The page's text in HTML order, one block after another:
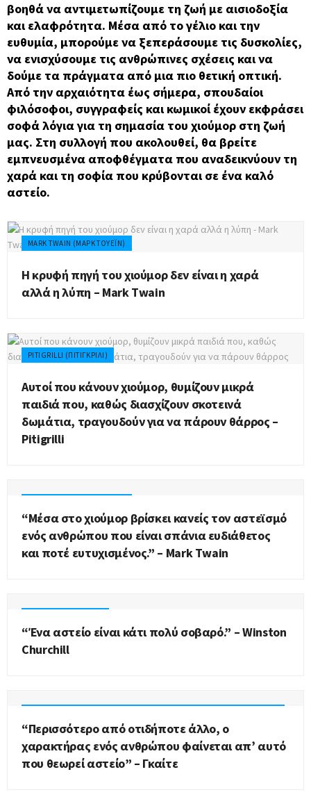
βοηθά να αντιμετωπίζουμε τη ζωή με αισιοδοξία
και ελαφρότητα. Μέσα από το γέλιο και την
ευθυμία, μπορούμε να ξεπεράσουμε τις δυσκολίες,
να ενισχύσουμε τις ανθρώπινες σχέσεις και να
δούμε τα πράγματα από μια πιο θετική οπτική.
Από την αρχαιότητα έως σήμερα, σπουδαίοι
φιλόσοφοι, συγγραφείς και κωμικοί έχουν εκφράσει
σοφά λόγια για τη σημασία του χιούμορ στη ζωή
μας. Στη συλλογή που ακολουθεί, θα βρείτε
εμπνευσμένα αποφθέγματα που αναδεικνύουν τη
χαρά και τη σοφία που κρύβονται σε ένα καλό
αστείο.
MARK TWAIN (ΜΑΡΚ ΤΟΥΈΙΝ)
Η κρυφή πηγή του χιούμορ δεν είναι η χαρά
αλλά η λύπη – Mark Twain
PITIGRILLI (ΠΙΤΙΓΚΡΊΛΙ)
Αυτοί που κάνουν χιούμορ, θυμίζουν μικρά
παιδιά που, καθώς διασχίζουν σκοτεινά
δωμάτια, τραγουδούν για να πάρουν θάρρος –
Pitigrilli
“Μέσα στο χιούμορ βρίσκει κανείς τον αστεϊσμό
ενός ανθρώπου που είναι σπάνια ευδιάθετος
και ποτέ ευτυχισμένος.” – Mark Twain
“Ένα αστείο είναι κάτι πολύ σοβαρό.” – Winston
Churchill
“Περισσότερο από οτιδήποτε άλλο, ο
χαρακτήρας ενός ανθρώπου φαίνεται απ’ αυτό
που θεωρεί αστείο” – Γκαίτε